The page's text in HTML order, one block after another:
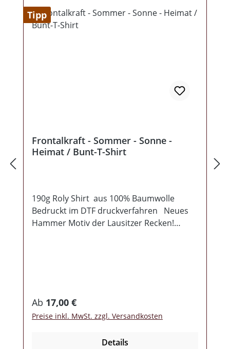
Tipp
Frontalkraft - Sommer - Sonne -
Heimat / Bunt-T-Shirt
190g Roly Shirt aus 100% Baumwolle
Bedruckt im DTF druckverfahren Neues
Hammer Motiv der Lausitzer Recken!
Regulärer Preis:
Ab 17,00 €
Preise inkl. MwSt. zzgl. Versandkosten
Details